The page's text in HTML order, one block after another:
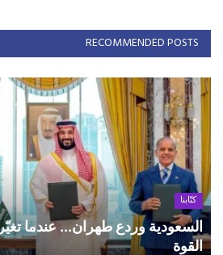
RECOMMENDED POSTS
كتّابنا
السعودية وردع طهران... عندما
القوة